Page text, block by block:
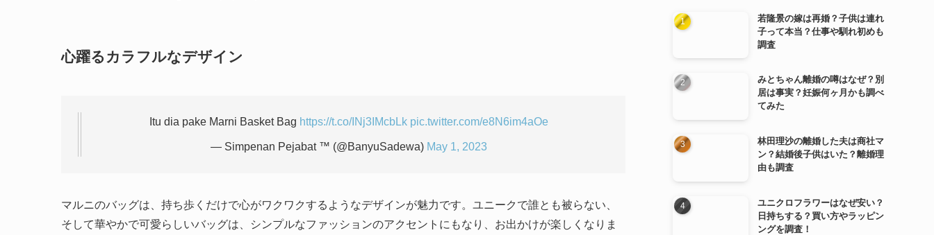
心躍るカラフルなデザイン
Itu dia pake Marni Basket Bag https://t.co/INj3IMcbLk pic.twitter.com/e8N6im4aOe
— Simpenan Pejabat ™ (@BanyuSadewa) May 1, 2023
マルニのバッグは、持ち歩くだけで心がワクワクするようなデザインが魅力です。ユニークで誰とも被らない、
そして華やかで可愛らしいバッグは、シンプルなファッションのアクセントにもなり、お出かけが楽しくなりま
若隆景の嫁は再婚？子供は連れ
子って本当？仕事や馴れ初めも
調査
みとちゃん離婚の噂はなぜ？別
居は事実？妊娠何ヶ月かも調べ
てみた
林田理沙の離婚した夫は商社マ
ン？結婚後子供はいた？離婚理
由も調査
ユニクロフラワーはなぜ安い？
日持ちする？買い方やラッピン
ングを調査！